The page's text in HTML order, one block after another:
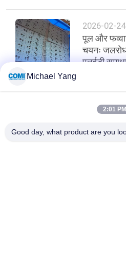
2026-02-24
पूल और
चयनः
एलईडी
शीर्ष
Michael Yang
2:01 PM
Good day, what product are you